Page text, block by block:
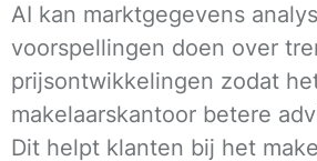
AI kan marktgegevens
voorspellingen doen over
prijsontwikkelingen zodat
makelaarskantoor betere
Dit helpt klanten bij het